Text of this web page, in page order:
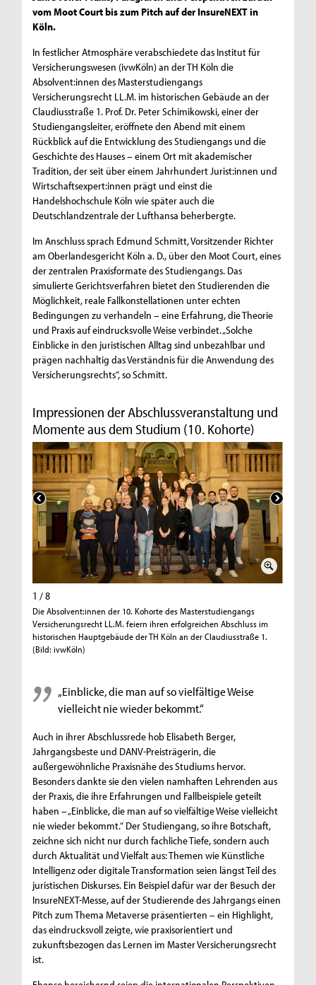
vom Moot Court bis zum Pitch auf der InsureNEXT in
Köln.
In festlicher Atmosphäre verabschiedete das Institut für
Versicherungswesen (ivwKöln) an der TH Köln die
Absolvent:innen des Masterstudiengangs
Versicherungsrecht LL.M. im historischen Gebäude an der
Claudiusstraße 1. Prof. Dr. Peter Schimikowski, einer der
Studiengangsleiter, eröffnete den Abend mit einem
Rückblick auf die Entwicklung des Studiengangs und die
Geschichte des Hauses – einem Ort mit akademischer
Tradition, der seit über einem Jahrhundert Jurist:innen und
Wirtschaftsexpert:innen prägt und einst die
Handelshochschule Köln wie später auch die
Deutschlandzentrale der Lufthansa beherbergte.
Im Anschluss sprach Edmund Schmitt, Vorsitzender Richter
am Oberlandesgericht Köln a. D., über den Moot Court, eines
der zentralen Praxisformate des Studiengangs. Das
simulierte Gerichtsverfahren bietet den Studierenden die
Möglichkeit, reale Fallkonstellationen unter echten
Bedingungen zu verhandeln – eine Erfahrung, die Theorie
und Praxis auf eindrucksvolle Weise verbindet. „Solche
Einblicke in den juristischen Alltag sind unbezahlbar und
prägen nachhaltig das Verständnis für die Anwendung des
Versicherungsrechts“, so Schmitt.
Impressionen der Abschlussveranstaltung und
Momente aus dem Studium (10. Kohorte)
1 / 8
Die Absolvent:innen der 10. Kohorte des Masterstudiengangs
Versicherungsrecht LL.M. feiern ihren erfolgreichen Abschluss im
historischen Hauptgebäude der TH Köln an der Claudiusstraße 1.
(Bild: ivwKöln)
„Einblicke, die man auf so vielfältige Weise
vielleicht nie wieder bekommt.“
Auch in ihrer Abschlussrede hob Elisabeth Berger,
Jahrgangsbeste und DANV-Preisträgerin, die
außergewöhnliche Praxisnähe des Studiums hervor.
Besonders dankte sie den vielen namhaften Lehrenden aus
der Praxis, die ihre Erfahrungen und Fallbeispiele geteilt
haben – „Einblicke, die man auf so vielfältige Weise vielleicht
nie wieder bekommt.“ Der Studiengang, so ihre Botschaft,
zeichne sich nicht nur durch fachliche Tiefe, sondern auch
durch Aktualität und Vielfalt aus: Themen wie Künstliche
Intelligenz oder digitale Transformation seien längst Teil des
juristischen Diskurses. Ein Beispiel dafür war der Besuch der
InsureNEXT-Messe, auf der Studierende des Jahrgangs einen
Pitch zum Thema Metaverse präsentierten – ein Highlight,
das eindrucksvoll zeigte, wie praxisorientiert und
zukunftsbezogen das Lernen im Master Versicherungsrecht
ist.